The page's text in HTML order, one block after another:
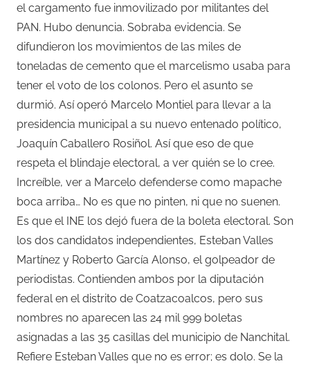
el cargamento fue inmovilizado por militantes del
PAN. Hubo denuncia. Sobraba evidencia. Se
difundieron los movimientos de las miles de
toneladas de cemento que el marcelismo usaba para
tener el voto de los colonos. Pero el asunto se
durmió. Así operó Marcelo Montiel para llevar a la
presidencia municipal a su nuevo entenado político,
Joaquín Caballero Rosiñol. Así que eso de que
respeta el blindaje electoral, a ver quién se lo cree.
Increíble, ver a Marcelo defenderse como mapache
boca arriba… No es que no pinten, ni que no suenen.
Es que el INE los dejó fuera de la boleta electoral. Son
los dos candidatos independientes, Esteban Valles
Martínez y Roberto García Alonso, el golpeador de
periodistas. Contienden ambos por la diputación
federal en el distrito de Coatzacoalcos, pero sus
nombres no aparecen las 24 mil 999 boletas
asignadas a las 35 casillas del municipio de Nanchital.
Refiere Esteban Valles que no es error; es dolo. Se la